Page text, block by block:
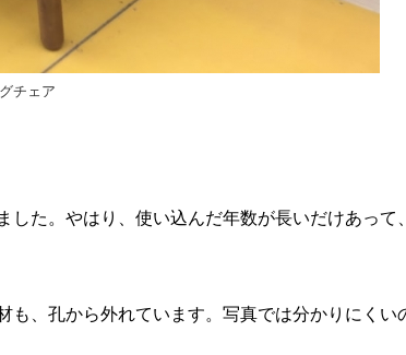
チェア
た。やはり、使い込んだ年数が長いだけあって
も、孔から外れています。写真では分かりにくい